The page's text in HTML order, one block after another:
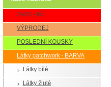
ZA 80,- Kč
VÝPRODEJ
POSLEDNÍ KOUSKY
Látky patchwork - BARVA
Látky bílé
Látky žluté